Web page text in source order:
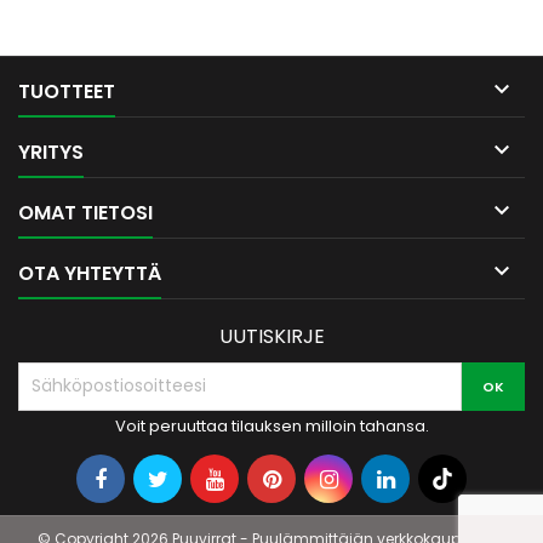
TUOTTEET 
YRITYS 
OMAT TIETOSI 
OTA YHTEYTTÄ 
UUTISKIRJE
Voit peruuttaa tilauksen milloin tahansa.
© Copyright 2026 Puuvirrat - Puulämmittäjän verkkokauppa. All